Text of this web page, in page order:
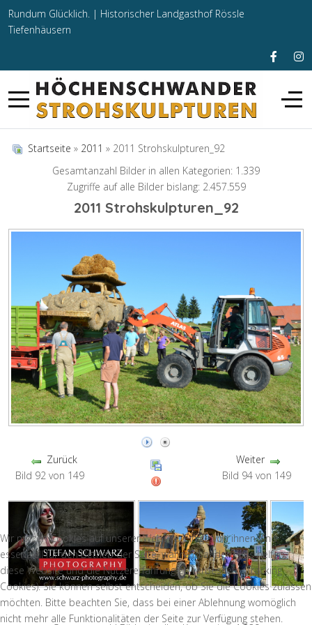
Rundum Glücklich. | Historischer Landgasthof Rössle
Tiefenhäusern
Startseite » 2011 » 2011 Strohskulpturen_92
Gesamtanzahl Bilder in allen Kategorien: 1.339
Zugriffe auf alle Bilder bislang: 2.457.559
2011 Strohskulpturen_92
Zurück
Bild 92 von 149
Weiter
Bild 94 von 149
Wir nutzen Cookies auf unserer Website. Einige von ihnen sind
essenziell für den Betrieb der Seite, während andere uns helfen,
diese Website und die Nutzererfahrung zu verbessern (Tracking
Cookies). Sie können selbst entscheiden, ob Sie die Cookies zulassen
möchten. Bitte beachten Sie, dass bei einer Ablehnung womöglich
nicht mehr alle Funktionalitäten der Seite zur Verfügung stehen.